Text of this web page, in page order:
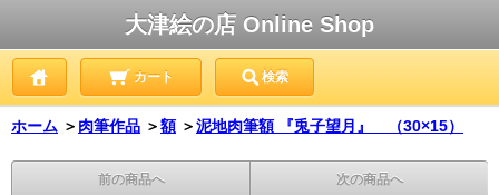
大津絵の店 Online Shop
カート 検索
ホーム ＞ 肉筆作品 ＞額 ＞泥地肉筆額 『兎子望月』 （30×15）
前の商品へ 次の商品へ